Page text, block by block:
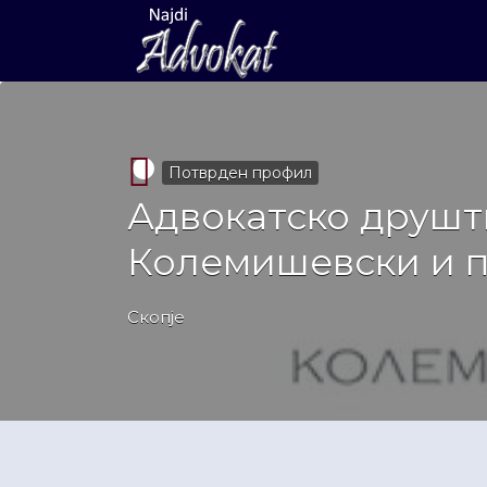
Search
for:
Потврден профил
Адвокатско
Колемишевски и
Скопје